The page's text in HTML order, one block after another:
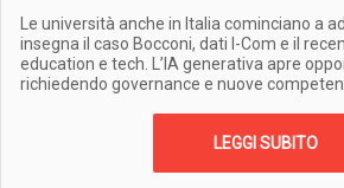
Le università anche in Italia cominciano a
insegna il caso Bocconi, dati I-Com e il
education e tech. L’IA generativa apre
richiedendo governance e nuove
LEGGI SUBITO